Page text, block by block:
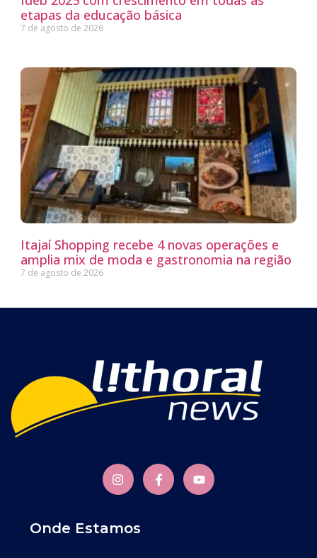
etapas da educação básica
7 de agosto de 2026
Itajaí Shopping recebe 4 novas operações e
amplia mix de moda e gastronomia na região
7 de agosto de 2026
Onde Estamos